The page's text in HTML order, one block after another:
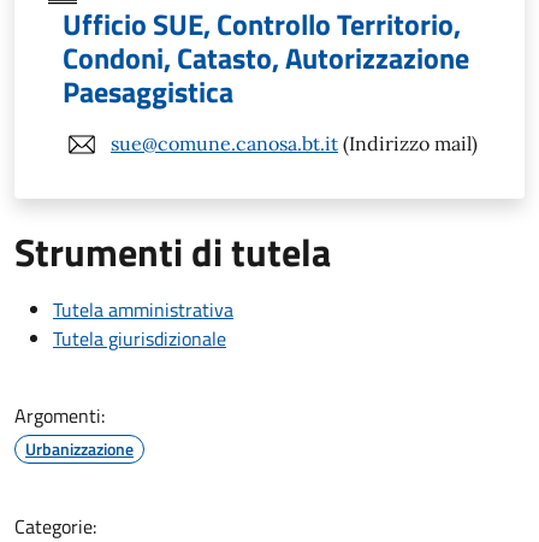
Ufficio SUE, Controllo Territorio,
Condoni, Catasto, Autorizzazione
Paesaggistica
sue@comune.canosa.bt.it (Indirizzo mail)
Strumenti di tutela
Tutela amministrativa
Tutela giurisdizionale
Argomenti:
Urbanizzazione
Categorie: